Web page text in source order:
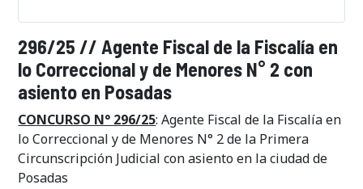
296/25 // Agente Fiscal de la Fiscalía en
lo Correccional y de Menores N° 2 con
asiento en Posadas
CONCURSO N° 296/25: Agente Fiscal de la Fiscalía en
lo Correccional y de Menores N° 2 de la Primera
Circunscripción Judicial con asiento en la ciudad de
Posadas